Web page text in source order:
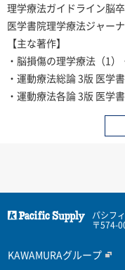
理学療法ガイドライン脳
医学書院理学療法ジャー
【主な著作】
・脳損傷の理学療法（1
・運動療法総論 3版 医学
・運動療法各論 3版 医学
パシフ
〒574-
KAWAMURAグループ